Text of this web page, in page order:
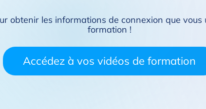
obtenir les informations de connexion que
formation !
Accédez à vos vidéos de formation